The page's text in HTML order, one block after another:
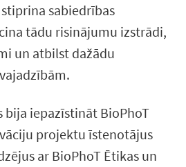
sabiedrības
tādu risinājumu izstrādi,
un atbilst dažādu
bija iepazīstināt BioPhoT
projektu īstenotājus
ar BioPhoT Ētikas un